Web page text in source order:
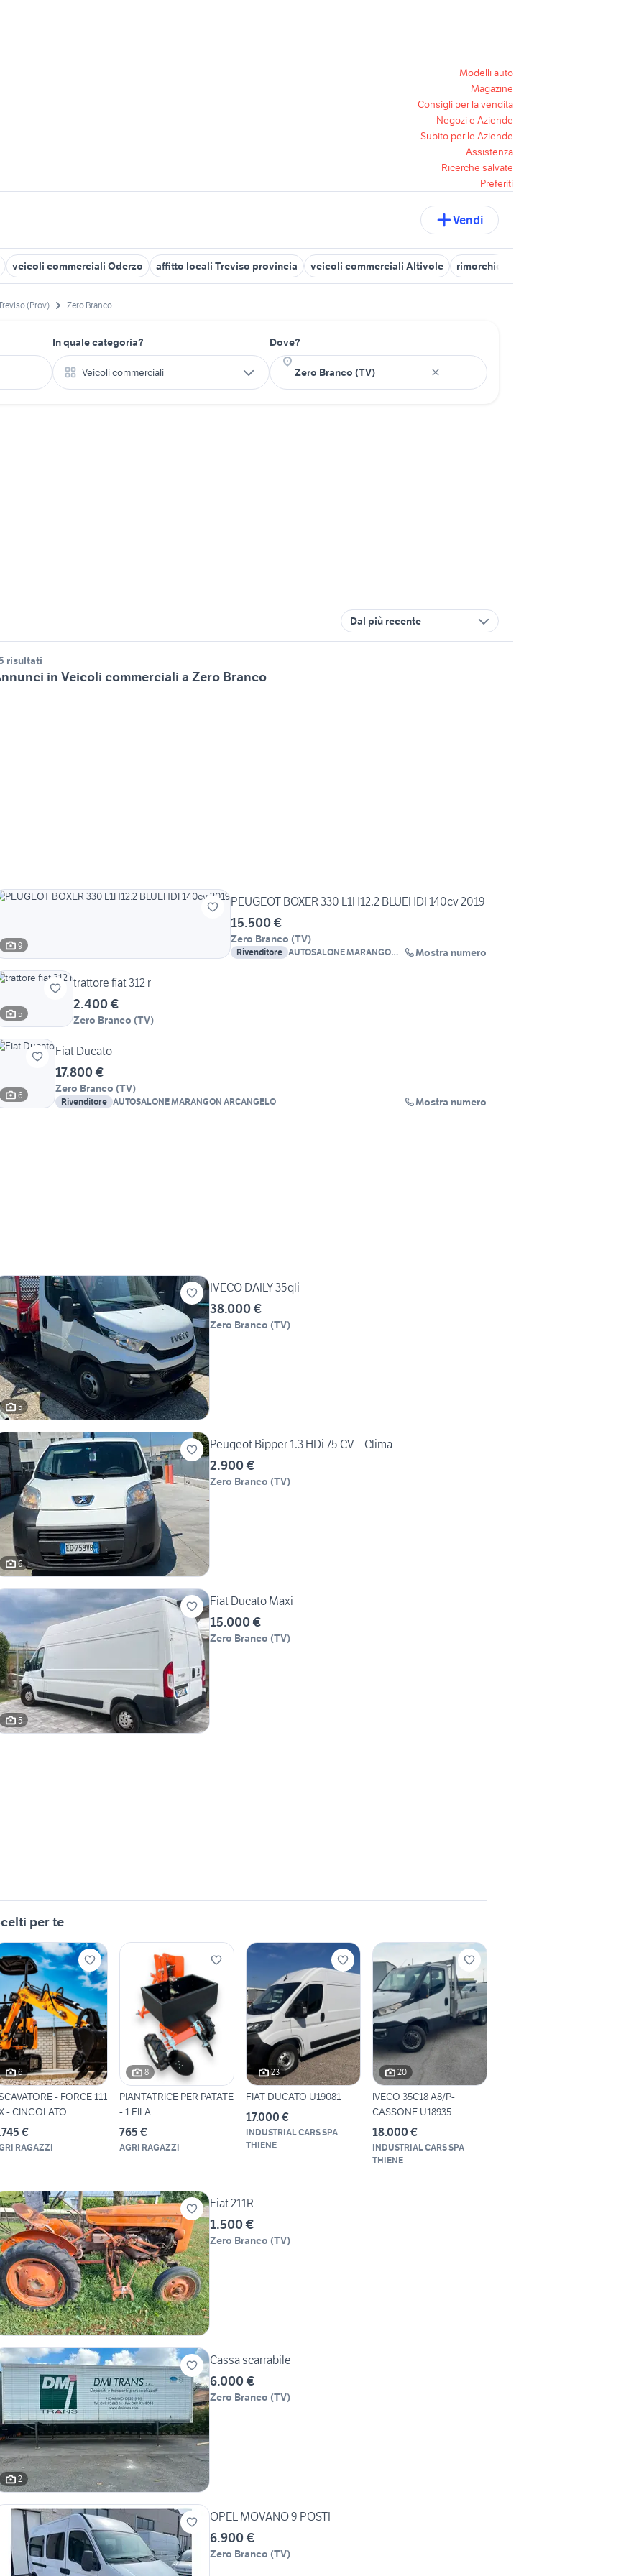
Modelli auto
Magazine
Consigli per la vendita
Negozi e Aziende
Subito per le Aziende
Assistenza
Ricerche salvate
Preferiti
Vendi
veicoli commerciali Oderzo affitto locali Treviso provincia veicoli commerciali Altivole rimorchio agricolo veicoli commerciali
(Prov) Zero Branco
In quale categoria?
Veicoli commerciali
Dove?
Dal più recente
risultati
in Veicoli commerciali a Zero Branco
9
PEUGEOT BOXER 330 L1H12.2 BLUEHDI 140cv 2019
15.500 €
Zero Branco (TV)
Rivenditore AUTOSALONE MARANGON
Mostra numero
5
trattore fiat 312 r
2.400 €
Zero Branco (TV)
6
Fiat Ducato
17.800 €
Zero Branco (TV)
Rivenditore AUTOSALONE MARANGON ARCANGELO Mostra numero
5
IVECO DAILY 35qli
38.000 €
Zero Branco (TV)
6
Peugeot Bipper 1.3 HDi 75 CV – Clima
2.900 €
Zero Branco (TV)
5
Fiat Ducato Maxi
15.000 €
Zero Branco (TV)
per te
6
- FORCE 111
- CINGOLATO
€
RAGAZZI
8
PIANTATRICE PER PATATE
- 1 FILA
765 €
AGRI RAGAZZI
23
FIAT DUCATO U19081
17.000 €
INDUSTRIAL CARS SPA
THIENE
20
IVECO 35C18 A8/P-
CASSONE U18935
18.000 €
INDUSTRIAL CARS SPA
THIENE
Fiat 211R
1.500 €
Zero Branco (TV)
2
Cassa scarrabile
6.000 €
Zero Branco (TV)
OPEL MOVANO 9 POSTI
6.900 €
Zero Branco (TV)